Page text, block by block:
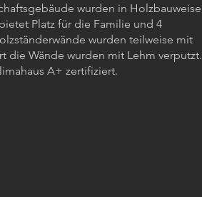
wurden in Holzbauweise
Platz für die Familie und 4
wurden teilweise mit
die Wände wurden mit Lehm verputzt.
A+ zertifiziert.